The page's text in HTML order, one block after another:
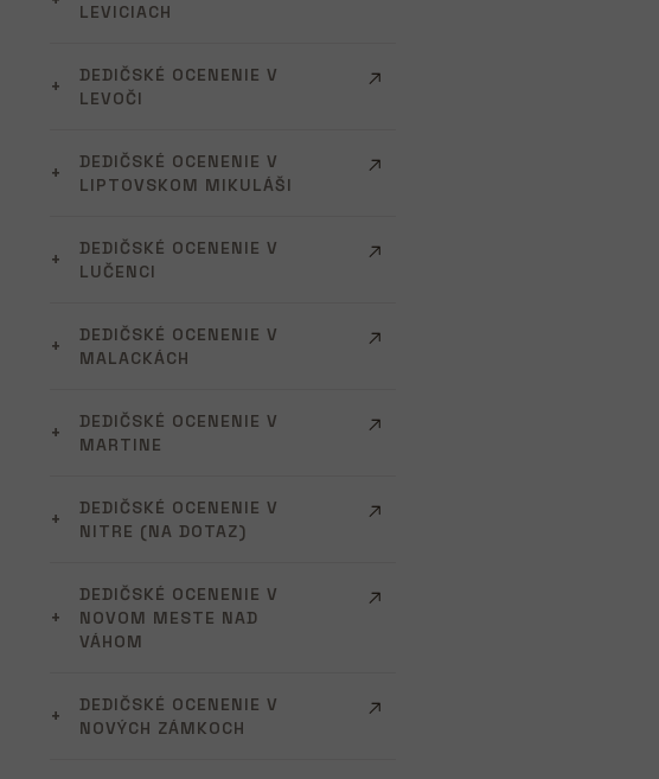
LEVICIACH
DEDIČSKÉ OCENENIE V
LEVOČI
DEDIČSKÉ OCENENIE V
LIPTOVSKOM MIKULÁŠI
DEDIČSKÉ OCENENIE V
LUČENCI
DEDIČSKÉ OCENENIE V
MALACKÁCH
DEDIČSKÉ OCENENIE V
MARTINE
DEDIČSKÉ OCENENIE V
NITRE (NA DOTAZ)
DEDIČSKÉ OCENENIE V
NOVOM MESTE NAD
VÁHOM
DEDIČSKÉ OCENENIE V
NOVÝCH ZÁMKOCH